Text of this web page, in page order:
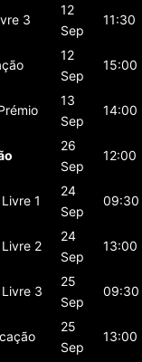
3
12
Sep
11:30
12
Sep
15:00
13
Sep
14:00
26
Sep
12:00
1
24
Sep
09:30
2
24
Sep
13:00
3
25
Sep
09:30
25
Sep
13:00